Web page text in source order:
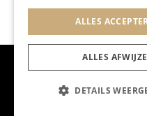
ALLES
ALLES
DETAILS